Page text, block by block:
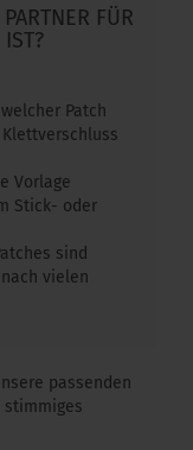
FÜR
Patch
Vorlage
Stick- oder
sind
vielen
passenden